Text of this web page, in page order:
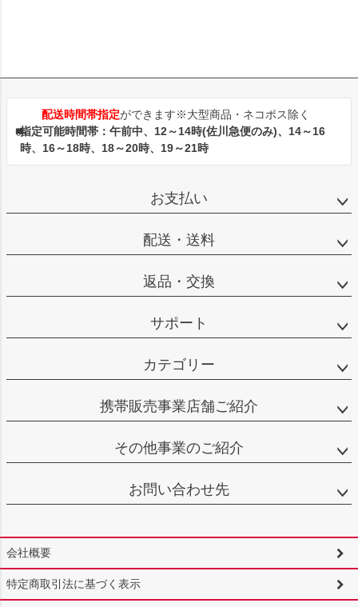
配送時間帯指定ができます※大型商品・ネコポス除く
指定可能時間帯：午前中、12～14時(佐川急便のみ)、14～16
時、16～18時、18～20時、19～21時
お支払い
配送・送料
返品・交換
サポート
カテゴリー
携帯販売事業店舗ご紹介
その他事業のご紹介
お問い合わせ先
会社概要
特定商取引法に基づく表示